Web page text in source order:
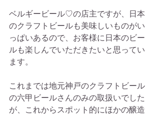
ベルギービール♡の店主ですが、日本
のクラフトビールも美味しいものがい
っぱいあるので、お客様に日本のビー
ルも楽しんでいただきたいと思ってい
ます。
これまでは地元神戸のクラフトビール
の六甲ビールさんのみの取扱いでした
が、これからスポット的にほかの醸造